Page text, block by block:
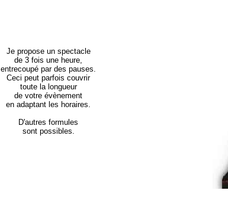
Je propose un spectacle
de 3 fois une heure,
entrecoupé par des pauses.
Ceci peut parfois couvrir
toute la longueur
de votre évènement
en adaptant les horaires.
D'autres formules
sont possibles.